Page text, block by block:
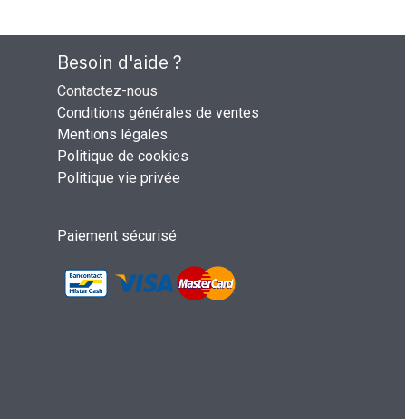
Besoin d'aide ?
Contactez-nous
Conditions générales de ventes
Mentions légales
Politique de cookies
Politique vie privée
Paiement sécurisé